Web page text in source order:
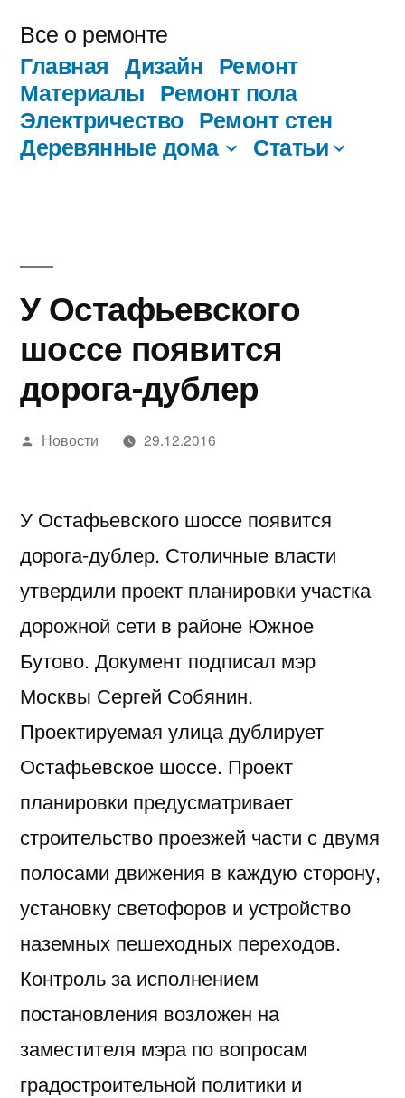
содержимому
Все о ремонте
Главная Дизайн Ремонт
Материалы Ремонт пола
Электричество Ремонт стен
Деревянные дома
Статьи
У Остафьевского
шоссе появится
дорога-дублер
Написано
Новости 29.12.2016
У Остафьевского шоссе появится
дорога-дублер. Столичные власти
утвердили проект планировки участка
дорожной сети в районе Южное
Бутово. Документ подписал мэр
Москвы Сергей Собянин.
Проектируемая улица дублирует
Остафьевское шоссе. Проект
планировки предусматривает
строительство проезжей части с двумя
полосами движения в каждую сторону,
установку светофоров и устройство
наземных пешеходных переходов.
Контроль за исполнением
постановления возложен на
заместителя мэра по вопросам
градостроительной политики и